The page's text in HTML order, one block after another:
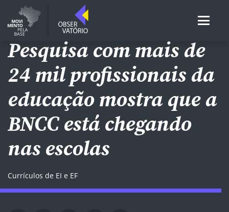
POLÍTICAS NACIONAIS
Pesquisa com mais de
24 mil profissionais da
educação mostra que a
BNCC está chegando
nas escolas
Currículos de EI e EF